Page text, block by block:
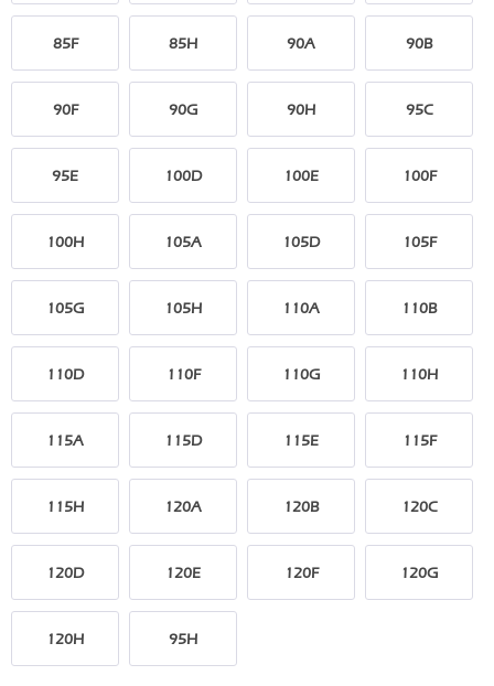
85F 85H 90A 90B
90F 90G 90H 95C
95E 100D 100E 100F
100H 105A 105D 105F
105G 105H 110A 110B
110D 110F 110G 110H
115A 115D 115E 115F
115H 120A 120B 120C
120D 120E 120F 120G
120H 95H